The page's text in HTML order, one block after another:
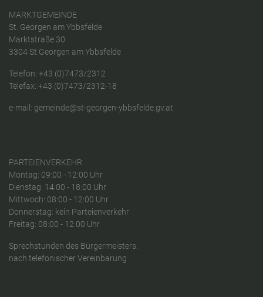
MARKTGEMEINDE
St. Georgen am Ybbsfelde
Marktstraße 30
3304 St.Georgen am Ybbsfelde
Telefon: +43 (0)7473/2312
Telefax: +43 (0)7473/2312-18
e-mail: gemeinde@st-georgen-ybbsfelde.gv.at
PARTEIENVERKEHR
Montag: 09:00 - 12:00 Uhr
Dienstag: 14:00 - 18:00 Uhr
Mittwoch: 08:00 - 12:00 Uhr
Donnerstag: kein Parteienverkehr
Freitag: 08:00 - 12:00 Uhr
Sprechstunden des Bürgermeisters:
nach telefonischer Vereinbarung